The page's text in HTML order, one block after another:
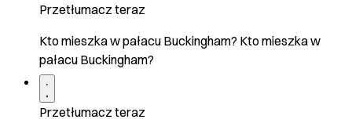
Przetłumacz teraz
Kto mieszka w pałacu Buckingham? Kto mieszka w
pałacu Buckingham?
Przetłumacz teraz